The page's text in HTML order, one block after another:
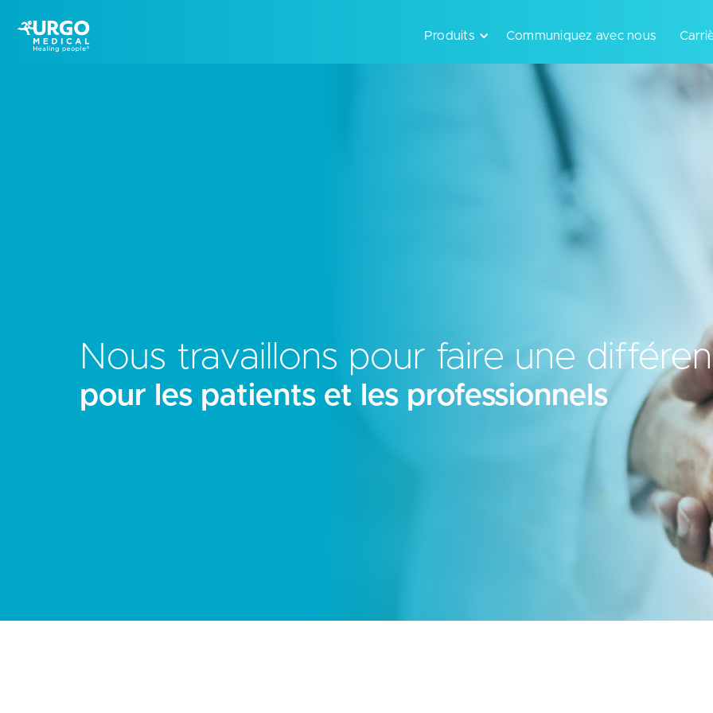
Produits Communiquez avec nous
Nous travaillons pour faire une
pour les patients et les professionnels